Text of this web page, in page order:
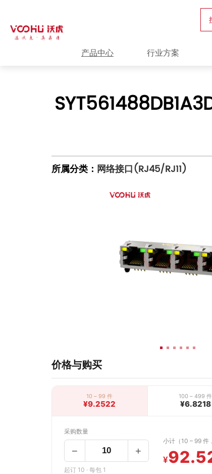
产品中心 行业方案
所属分类： 网络接口(RJ45/RJ11)
价格与购买
10 – 99 件
¥9.2522
100 – 499 件
¥6.8218
采购数量
− +
起订 10 · 每包 1
小计（10 – 99 件
¥